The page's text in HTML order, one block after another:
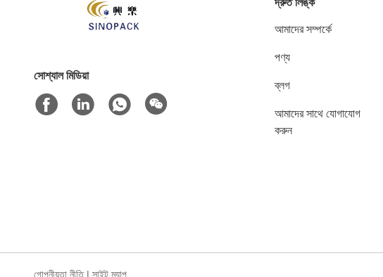
সোশ্যাল মিডিয়া
দ্রুত লিঙ্ক
আমাদের সম্পর্কে
পণ্য
ব্লগ
আমাদের সাথে যোগাযোগ
করুন
গোপনীয়তা নীতি| সাইট ম্যাপ